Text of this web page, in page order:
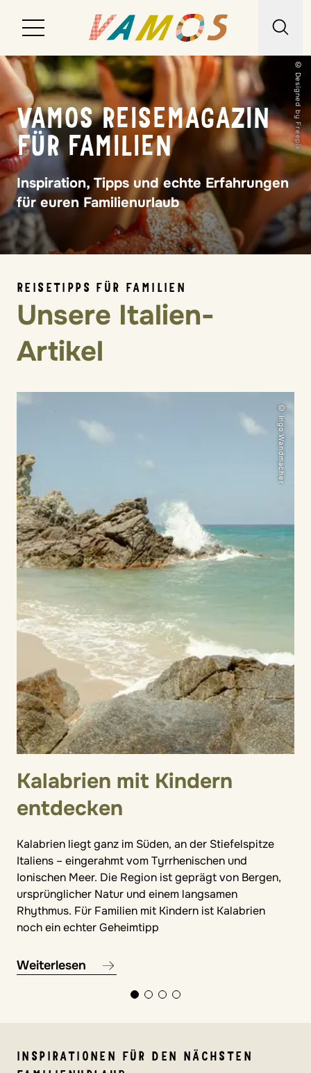
Reiseziele
Reiseart
Über uns
Wunschliste
Kontakt
© Designed by Freepik
VAMOS REISEMAGAZIN
FÜR FAMILIEN
Inspiration, Tipps und echte Erfahrungen
für euren Familienurlaub
REISETIPPS FÜR FAMILIEN
Unsere Italien-
Artikel
© Ingo Wandmacher
Kalabrien mit Kindern
entdecken
Kalabrien liegt ganz im Süden, an der Stiefelspitze
Italiens – eingerahmt vom Tyrrhenischen und
Ionischen Meer. Die Region ist geprägt von Bergen,
ursprünglicher Natur und einem langsamen
Rhythmus. Für Familien mit Kindern ist Kalabrien
noch ein echter Geheimtipp
Weiterlesen
INSPIRATIONEN FÜR DEN NÄCHSTEN